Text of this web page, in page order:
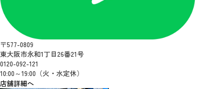
〒577-0809
東大阪市永和1丁目26番21号
0120-092-121
10:00～19:00（火・水定休）
店舗詳細へ